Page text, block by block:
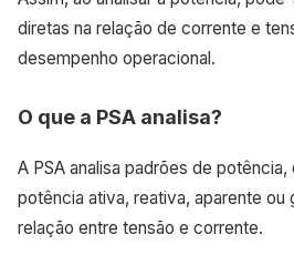
diretas na relação de corrente e
desempenho operacional.
O que a PSA analisa?
A PSA analisa padrões de
potência ativa, reativa, aparente ou
relação entre tensão e corrente.